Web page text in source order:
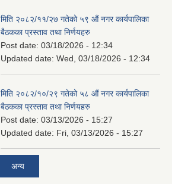
मिति २०८२/११/२७ गतेको ५९ औं नगर कार्यपालिका
बैठकका प्रस्ताव तथा निर्णयहरु
Post date: 03/18/2026 - 12:34
Updated date: Wed, 03/18/2026 - 12:34
मिति २०८२/१०/२९ गतेको ५८ औं नगर कार्यपालिका
बैठकका प्रस्ताव तथा निर्णयहरु
Post date: 03/13/2026 - 15:27
Updated date: Fri, 03/13/2026 - 15:27
अन्य